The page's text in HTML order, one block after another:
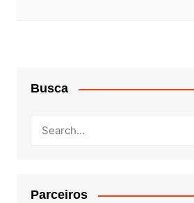
Busca
Parceiros